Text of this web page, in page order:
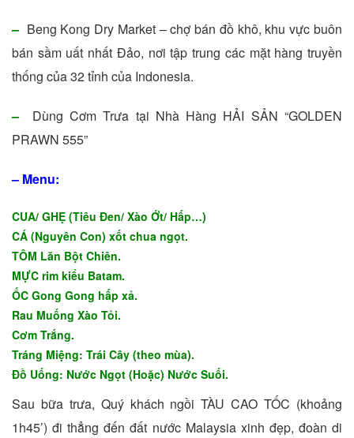
– Beng Kong Dry Market – chợ bán đồ khô, khu vực buôn
bán sầm uất nhất Đảo, nơi tập trung các mặt hàng truyền
thống của 32 tỉnh của Indonesia.
– Dùng Cơm Trưa tại Nhà Hàng HẢI SẢN “GOLDEN
PRAWN 555”
– Menu:
CUA/ GHẸ (Tiêu Đen/ Xào Ớt/ Hấp…)
CÁ (Nguyên Con) xốt chua ngọt.
TÔM Lăn Bột Chiên.
MỰC rim kiểu Batam.
ỐC Gong Gong hấp xả.
Rau Muống Xào Tỏi.
Cơm Trắng.
Tráng Miệng: Trái Cây (theo mùa).
Đồ Uống: Nước Ngọt (Hoặc) Nước Suối.
Sau bữa trưa, Quý khách ngồi TÀU CAO TỐC (khoảng
1h45’) đi thẳng đến đất nước Malaysia xinh đẹp, đoàn di